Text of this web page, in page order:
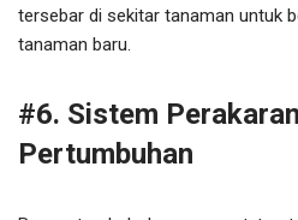
tersebar di sekitar tanaman untuk
tanaman baru.
#6. Sistem
Pertumbuhan